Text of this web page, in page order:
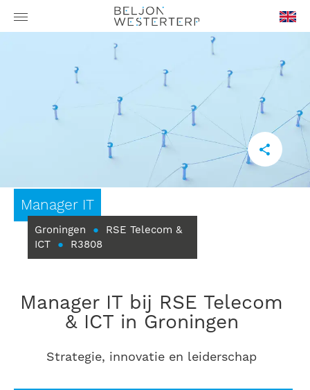
GB
Manager IT
Groningen ●
RSE Telecom &
ICT ● R3808
Manager IT bij RSE Telecom
& ICT in Groningen
Strategie, innovatie en leiderschap